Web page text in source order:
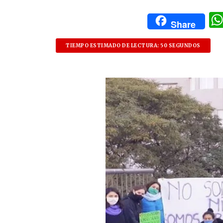
Share
TIEMPO ESTIMADO DE LECTURA: 50 SEGUNDOS